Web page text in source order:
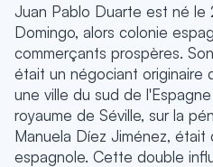
Juan Pablo Duarte est né le
Domingo, alors colonie
commerçants prospères.
était un négociant originaire
une ville du sud de
royaume de Séville, sur la
Manuela Díez Jiménez,
espagnole. Cette double